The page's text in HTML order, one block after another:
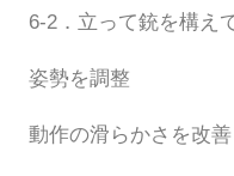
6-2．立って銃を構え
姿勢を調整
動作の滑らかさを改善